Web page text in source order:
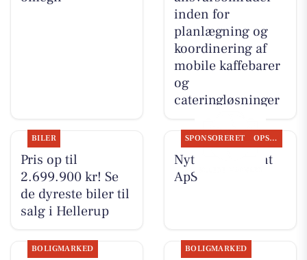
inden for
planlægning og
koordinering af
mobile kaffebarer
og
cateringløsninger
BILER
Pris op til
2.699.900 kr! Se
de dyreste biler til
salg i Hellerup
SPONSORERET OPSLAGSTAVLEN
Nyt fra Fairpaint
ApS
BOLIGMARKED BOLIGMARKED